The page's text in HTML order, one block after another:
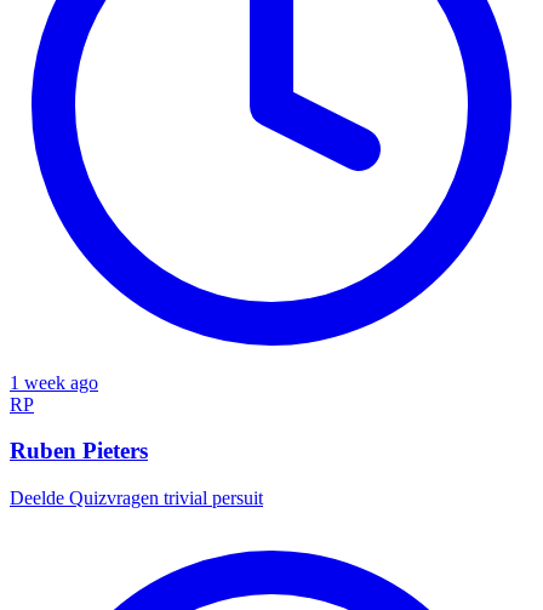
1 week ago
RP
Ruben Pieters
Deelde Quizvragen trivial persuit